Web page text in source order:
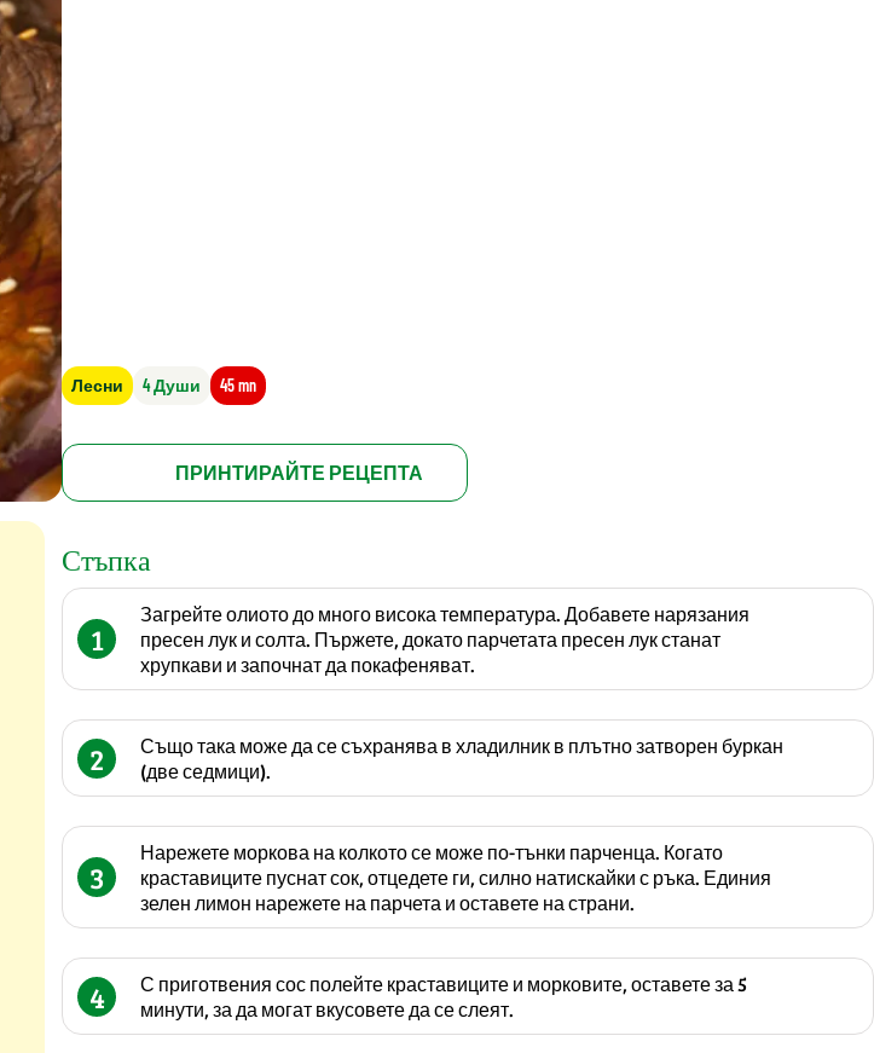
Лесни 4 Души 45 mn
ПРИНТИРАЙТЕ РЕЦЕПТА
Стъпка
1
Загрейте олиото до много висока температура. Добавете нарязания
пресен лук и солта. Пържете, докато парчетата пресен лук станат
хрупкави и започнат да покафеняват.
2
Също така може да се съхранява в хладилник в плътно затворен буркан
(две седмици).
3
Нарежете моркова на колкото се може по-тънки парченца. Когато
краставиците пуснат сок, отцедете ги, силно натискайки с ръка. Единия
зелен лимон нарежете на парчета и оставете на страни.
4
С приготвения сос полейте краставиците и морковите, оставете за 5
минути, за да могат вкусовете да се слеят.